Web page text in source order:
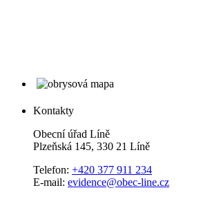
Kontakty
Obecní úřad Líně
Plzeňská 145, 330 21 Líně
Telefon: +420 377 911 234
E-mail: evidence@obec-line.cz